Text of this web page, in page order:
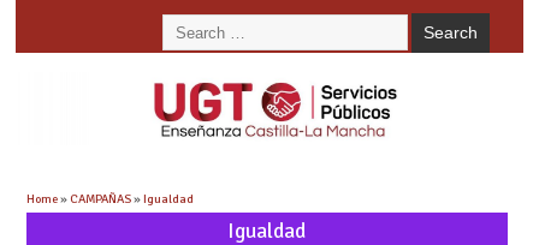
Home» CAMPAÑAS»Igualdad
Igualdad